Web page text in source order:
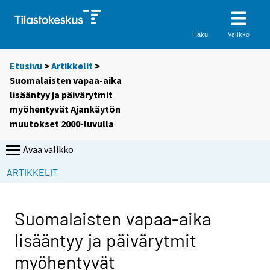
Haku Valikko
Etusivu >Artikkelit >
Suomalaisten vapaa-aika
lisääntyy ja päivärytmit
myöhentyvät Ajankäytön
muutokset 2000-luvulla
Avaa valikko
ARTIKKELIT
Suomalaisten vapaa-aika
lisääntyy ja päivärytmit
myöhentyvät